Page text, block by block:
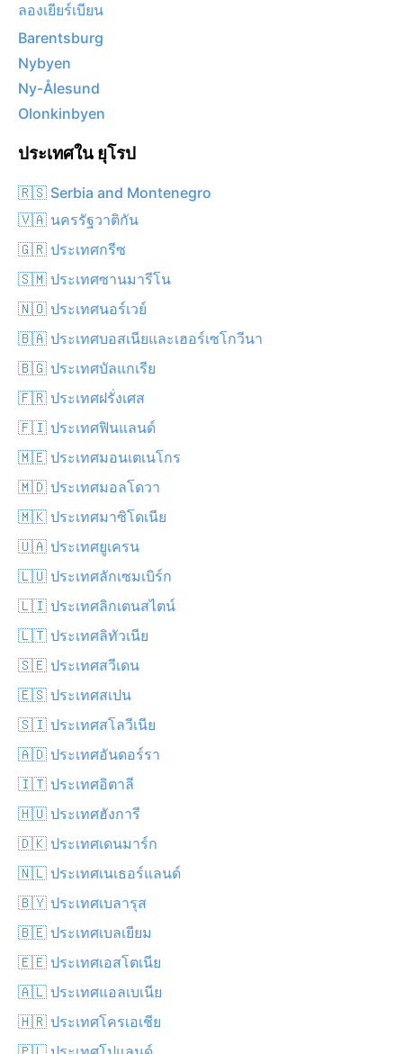
ลองเยียร์เบียน
Barentsburg
Nybyen
Ny-Ålesund
Olonkinbyen
ประเทศใน ยุโรป
🇷🇸 Serbia and Montenegro
🇻🇦 นครรัฐวาติกัน
🇬🇷 ประเทศกรีซ
🇸🇲 ประเทศซานมารีโน
🇳🇴 ประเทศนอร์เวย์
🇧🇦 ประเทศบอสเนียและเฮอร์เซโกวีนา
🇧🇬 ประเทศบัลแกเรีย
🇫🇷 ประเทศฝรั่งเศส
🇫🇮 ประเทศฟินแลนด์
🇲🇪 ประเทศมอนเตเนโกร
🇲🇩 ประเทศมอลโดวา
🇲🇰 ประเทศมาซิโดเนีย
🇺🇦 ประเทศยูเครน
🇱🇺 ประเทศลักเซมเบิร์ก
🇱🇮 ประเทศลิกเตนสไตน์
🇱🇹 ประเทศลิทัวเนีย
🇸🇪 ประเทศสวีเดน
🇪🇸 ประเทศสเปน
🇸🇮 ประเทศสโลวีเนีย
🇦🇩 ประเทศอันดอร์รา
🇮🇹 ประเทศอิตาลี
🇭🇺 ประเทศฮังการี
🇩🇰 ประเทศเดนมาร์ก
🇳🇱 ประเทศเนเธอร์แลนด์
🇧🇾 ประเทศเบลารุส
🇧🇪 ประเทศเบลเยียม
🇪🇪 ประเทศเอสโตเนีย
🇦🇱 ประเทศแอลเบเนีย
🇭🇷 ประเทศโครเอเชีย